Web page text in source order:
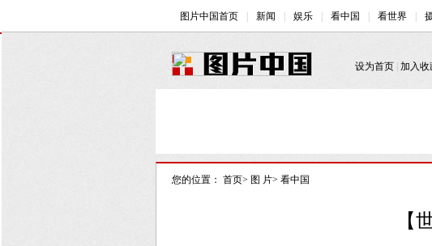
您的位置： 首页> 图 片> 看中国
【